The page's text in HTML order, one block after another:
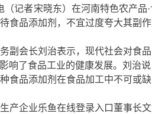
（记者宋晓东）在河南特色农产
食品添加剂，不宜过度夸大其副
副会长刘治表示，现代社会对食
响了食品工业的健康发展。刘治
食品添加剂在食品加工中不可或
产企业乐鱼在线登录入口董事长